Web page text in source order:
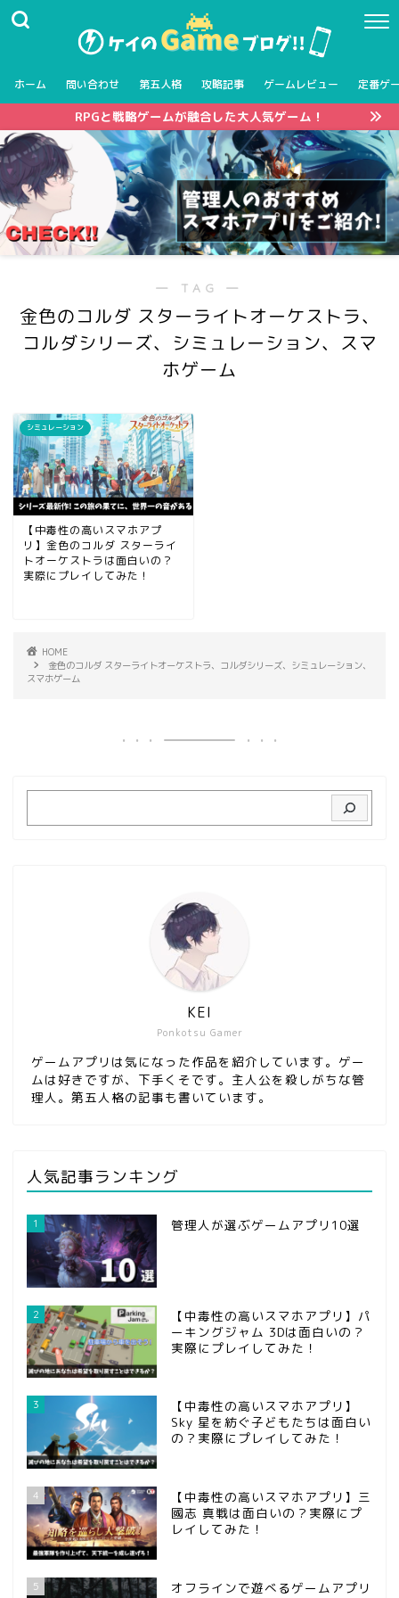
ホーム 問い合わせ 第五人格 攻略記事 ゲームレビュー 定番ゲ
RPGと戦略ゲームが融合した大人気ゲーム！
― TAG ―
金色のコルダ スターライトオーケストラ、
コルダシリーズ、シミュレーション、スマ
ホゲーム
シミュレーション
【中毒性の高いスマホアプ
リ】金色のコルダ スターライ
トオーケストラは面白いの？
実際にプレイしてみた！
HOME
金色のコルダ スターライトオーケストラ、コルダシリーズ、シミュレーション、
スマホゲーム
Ponkotsu Gamer
KEI
ゲームアプリは気になった作品を紹介しています。ゲー
ムは好きですが、下手くそです。主人公を殺しがちな管
理人。第五人格の記事も書いています。
人気記事ランキング
1 管理人が選ぶゲームアプリ10選
2
【中毒性の高いスマホアプリ】パ
ーキングジャム 3Dは面白いの？
実際にプレイしてみた！
3
【中毒性の高いスマホアプリ】
Sky 星を紡ぐ子どもたちは面白い
の？実際にプレイしてみた！
4
【中毒性の高いスマホアプリ】三
國志 真戦は面白いの？実際にプ
レイしてみた！
5
オフラインで遊べるゲームアプリ
問い合わせ